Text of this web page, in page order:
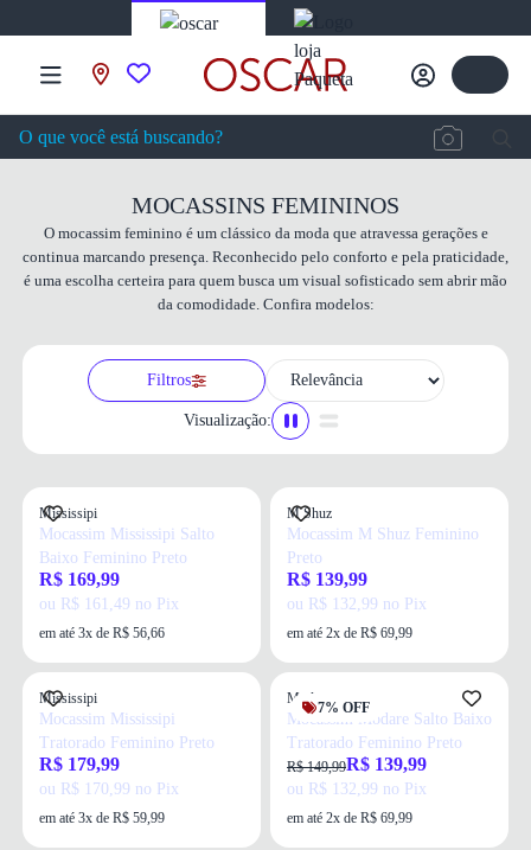
MOCASSINS FEMININOS
O mocassim feminino é um clássico da moda que atravessa gerações e
continua marcando presença. Reconhecido pelo conforto e pela praticidade,
é uma escolha certeira para quem busca um visual sofisticado sem abrir mão
da comodidade. Confira modelos:
Filtros
Visualização:
Mississipi
Mocassim Mississipi Salto
Baixo Feminino Preto
R$ 169,99
ou R$ 161,49 no Pix
em até 3x de R$ 56,66
M Shuz
Mocassim M Shuz Feminino
Preto
R$ 139,99
ou R$ 132,99 no Pix
em até 2x de R$ 69,99
Mississipi
Mocassim Mississipi
Tratorado Feminino Preto
R$ 179,99
ou R$ 170,99 no Pix
em até 3x de R$ 59,99
7% OFF
Modare
Mocassim Modare Salto Baixo
Tratorado Feminino Preto
R$ 149,99R$ 139,99
ou R$ 132,99 no Pix
em até 2x de R$ 69,99